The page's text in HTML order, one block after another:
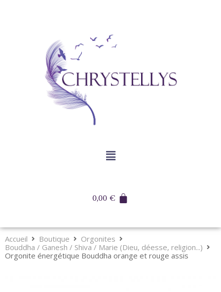
0,00€
Accueil Boutique
Orgonites
Bouddha / Ganesh / Shiva / Marie (Dieu, déesse, religion...)
Orgonite énergétique Bouddha orange et rouge assis